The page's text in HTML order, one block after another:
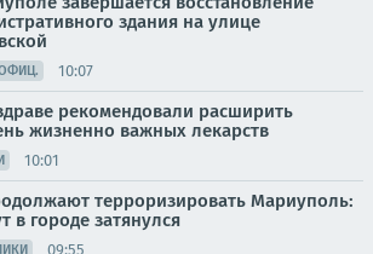
здания на улице
10:07
рекомендовали расширить
жизненно важных лекарств
10:01
терроризировать Мариуполь:
в городе затянулся
09:55